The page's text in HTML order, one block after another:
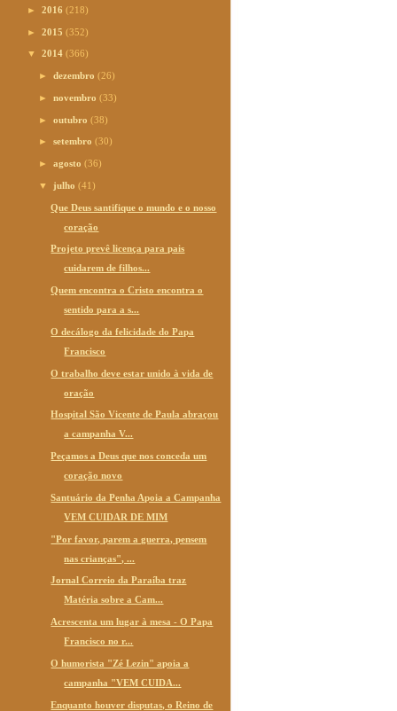
► 2016 (218)
► 2015 (352)
▼ 2014 (366)
►dezembro(26)
►novembro(33)
►outubro(38)
►setembro(30)
►agosto(36)
▼ julho(41)
Que Deus santifique o mundo e o nosso
coração
Projeto prevê licença para pais
cuidarem de filhos...
Quem encontra o Cristo encontra o
sentido para a s...
O decálogo da felicidade do Papa
Francisco
O trabalho deve estar unido à vida de
oração
Hospital São Vicente de Paula abraçou
a campanha V...
Peçamos a Deus que nos conceda um
coração novo
Santuário da Penha Apoia a Campanha
VEM CUIDAR DE MIM
"Por favor, parem a guerra, pensem
nas crianças", ...
Jornal Correio da Paraíba traz
Matéria sobre a Cam...
Acrescenta um lugar à mesa - O Papa
Francisco no r...
O humorista "Zé Lezin" apoia a
campanha "VEM CUIDA...
Enquanto houver disputas, o Reino de